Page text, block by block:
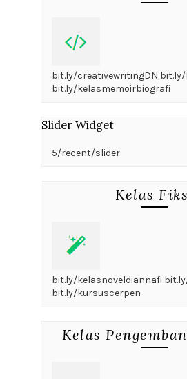
bit.ly/creativewritingDN
bit.ly/kelasmemoirbiografi
Slider Widget
5/recent/slider
Kelas
bit.ly/kelasnoveldiannafi
bit.ly/kursuscerpen
Kelas